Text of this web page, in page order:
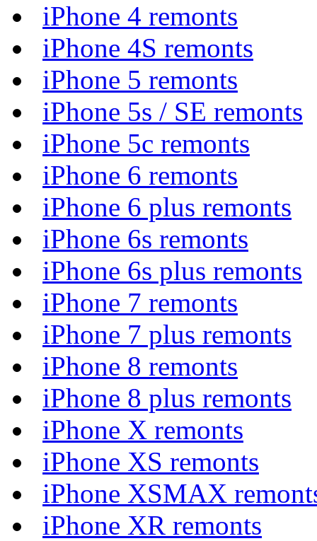
iPhone 4 remonts
iPhone 4S remonts
iPhone 5 remonts
iPhone 5s / SE remonts
iPhone 5c remonts
iPhone 6 remonts
iPhone 6 plus remonts
iPhone 6s remonts
iPhone 6s plus remonts
iPhone 7 remonts
iPhone 7 plus remonts
iPhone 8 remonts
iPhone 8 plus remonts
iPhone X remonts
iPhone XS remonts
iPhone XSMAX
iPhone XR remonts